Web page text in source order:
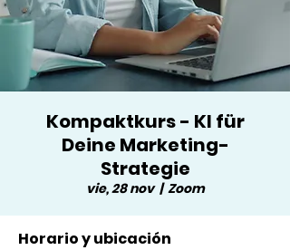
Kompaktkurs - KI für
Deine Marketing-
Strategie
vie, 28 nov
  |
Zoom
Horario y ubicación